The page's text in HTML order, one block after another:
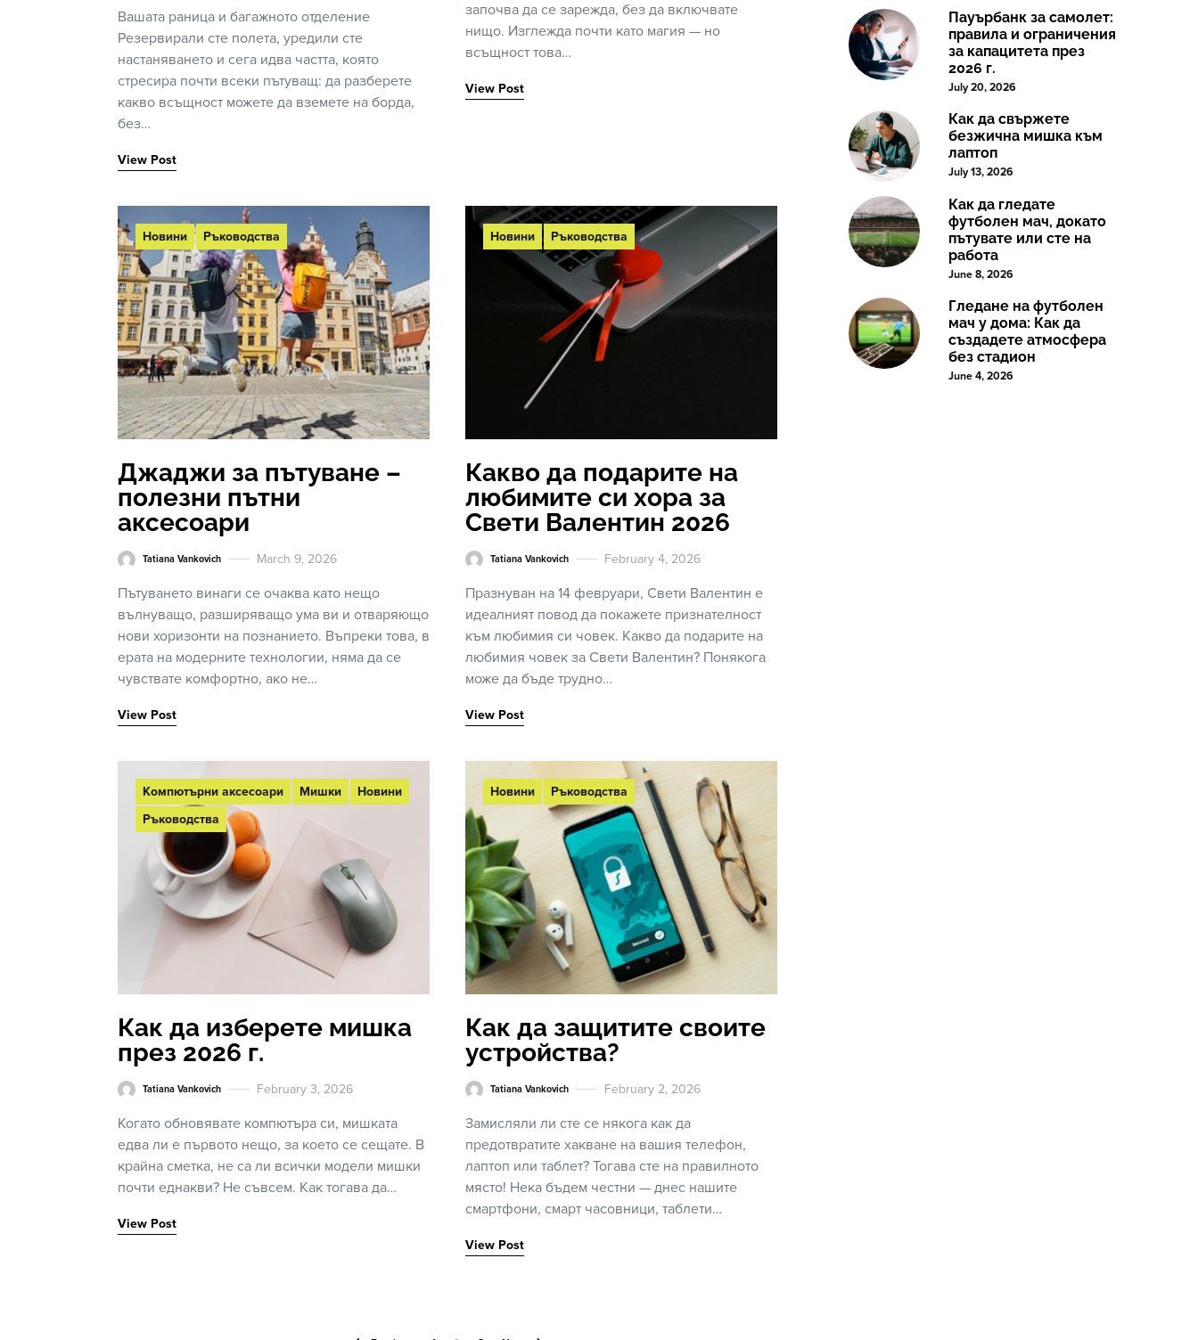
Вашата раница и багажното отделение
Резервирали сте полета, уредили сте
настаняването и сега идва частта, която
стресира почти всеки пътуващ: да разберете
какво всъщност можете да вземете на борда,
без…
View Post
започва да се зарежда, без да включвате
нищо. Изглежда почти като магия — но
всъщност това…
View Post
Новини Ръководства
Джаджи за пътуване –
полезни пътни
аксесоари
Tatiana Vankovich March 9, 2026
Пътуването винаги се очаква като нещо
вълнуващо, разширяващо ума ви и отваряющо
нови хоризонти на познанието. Въпреки това, в
ерата на модерните технологии, няма да се
чувствате комфортно, ако не…
View Post
Новини Ръководства
Какво да подарите на
любимите си хора за
Свети Валентин 2026
Tatiana Vankovich February 4, 2026
Празнуван на 14 февруари, Свети Валентин е
идеалният повод да покажете признателност
към любимия си човек. Какво да подарите на
любимия човек за Свети Валентин? Понякога
може да бъде трудно…
View Post
Компютърни аксесоари Мишки
Новини
Ръководства
Как да изберете мишка
през 2026 г.
Tatiana Vankovich February 3, 2026
Когато обновявате компютъра си, мишката
едва ли е първото нещо, за което се сещате. В
крайна сметка, не са ли всички модели мишки
почти еднакви? Не съвсем. Как тогава да…
View Post
Новини Ръководства
Как да защитите своите
устройства?
Tatiana Vankovich February 2, 2026
Замисляли ли сте се някога как да
предотвратите хакване на вашия телефон,
лаптоп или таблет? Тогава сте на правилното
място! Нека бъдем честни — днес нашите
смартфони, смарт часовници, таблети…
View Post
Пауърбанк за самолет:
правила и ограничения
за капацитета през
2026 г.
July 20, 2026
Как да свържете
безжична мишка към
лаптоп
July 13, 2026
Как да гледате
футболен мач, докато
пътувате или сте на
работа
June 8, 2026
Гледане на футболен
мач у дома: Как да
създадете атмосфера
без стадион
June 4, 2026